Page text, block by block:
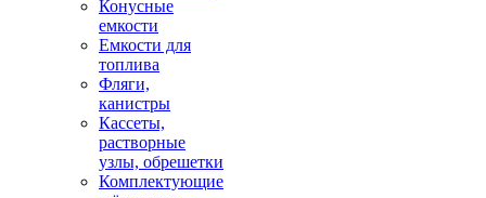
Конусные
емкости
Емкости для
топлива
Фляги,
канистры
Кассеты,
растворные
узлы, обрешетки
Комплектующие